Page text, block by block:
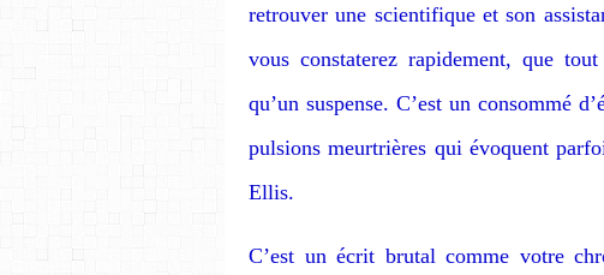
retrouver une scientifique et son
vous constaterez rapidement, que
qu’un suspense. C’est un consommé
pulsions meurtrières qui évoquent
Ellis.
C’est un écrit brutal comme votre